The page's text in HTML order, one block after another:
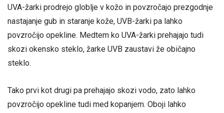
UVA-žarki prodrejo globlje v kožo in povzročajo prezgodnje
nastajanje gub in staranje kože, UVB-žarki pa lahko
povzročijo opekline. Medtem ko UVA-žarki prehajajo tudi
skozi okensko steklo, žarke UVB zaustavi že običajno
steklo.
Tako prvi kot drugi pa prehajajo skozi vodo, zato lahko
povzročijo opekline tudi med kopanjem. Oboji lahko